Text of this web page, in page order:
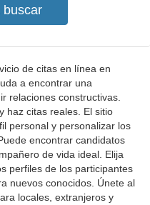
de citas en línea en
a encontrar una
relaciones constructivas.
haz citas reales. El sitio
personal y personalizar los
encontrar candidatos
de vida ideal. Elija
perfiles de los participantes
nuevos conocidos. Únete al
locales, extranjeros y